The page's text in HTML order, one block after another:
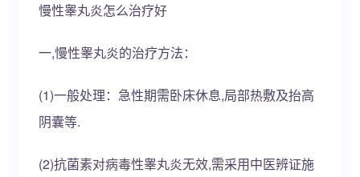
慢性睾丸炎怎么治疗好
一,慢性睾丸炎的治疗方法：
(1)一般处理：急性期需卧床休息,局部热敷及抬高
阴囊等.
(2)抗菌素对病毒性睾丸炎无效,需采用中医辨证施